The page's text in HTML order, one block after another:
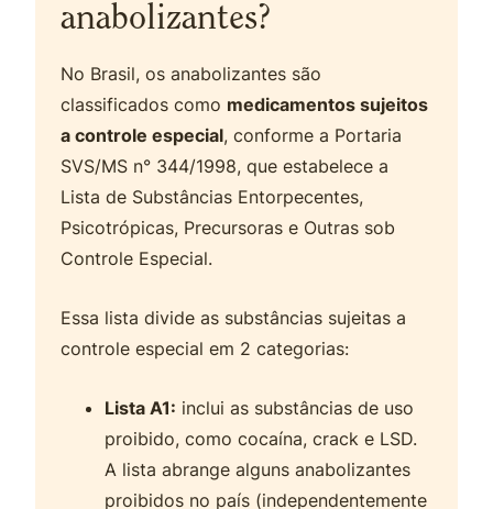
anabolizantes?
No Brasil, os anabolizantes são
classificados como medicamentos sujeitos
a controle especial, conforme a Portaria
SVS/MS n° 344/1998, que estabelece a
Lista de Substâncias Entorpecentes,
Psicotrópicas, Precursoras e Outras sob
Controle Especial.
Essa lista divide as substâncias sujeitas a
controle especial em 2 categorias:
Lista A1: inclui as substâncias de uso
proibido, como cocaína, crack e LSD.
A lista abrange alguns anabolizantes
proibidos no país (independentemente